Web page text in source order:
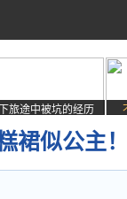
旅途中被坑的经历
裙似公主